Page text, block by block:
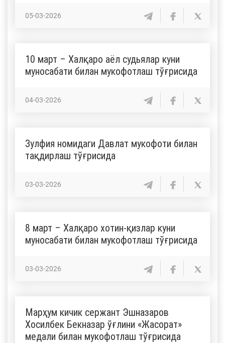
05-03-2026
10 март – Халқаро аёл судьялар куни
муносабати билан мукофотлаш тўғрисида
04-03-2026
Зулфия номидаги Давлат мукофоти билан
тақдирлаш тўғрисида
03-03-2026
8 март – Халқаро хотин-қизлар куни
муносабати билан мукофотлаш тўғрисида
03-03-2026
Марҳум кичик сержант Эшназаров
Хосилбек Бекназар ўғлини «Жасорат»
медали билан мукофотлаш тўғрисида